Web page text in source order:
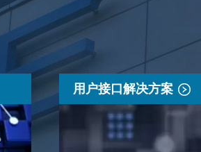
用户接口解决方案